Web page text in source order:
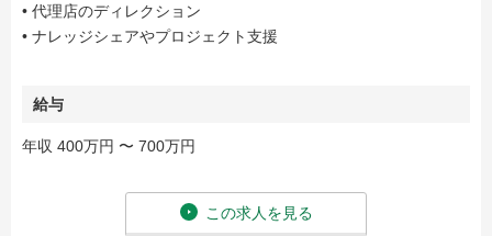
• 代理店のディレクション
• ナレッジシェアやプロジェクト支援
給与
年収 400万円 〜 700万円
この求人を見る